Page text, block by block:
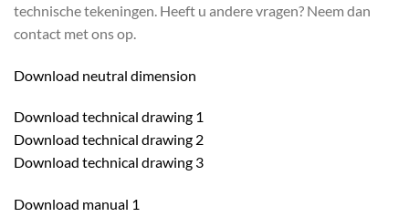
technische tekeningen. Heeft u andere vragen? Neem dan
contact met ons op.
Download neutral dimension
Download technical drawing 1
Download technical drawing 2
Download technical drawing 3
Download manual 1